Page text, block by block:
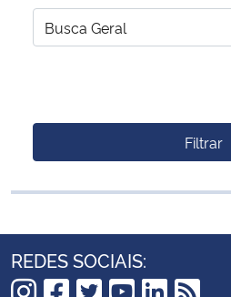
Filtrar
REDES SOCIAIS: